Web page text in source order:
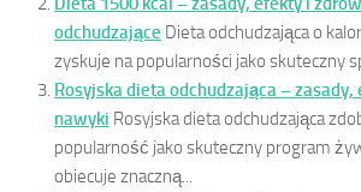
odchudzające Dieta odchudzająca o
zyskuje na popularności jako skuteczny
Rosyjska dieta odchudzająca –
nawyki Rosyjska dieta odchudzająca
popularność jako skuteczny program
obiecuje znaczną...